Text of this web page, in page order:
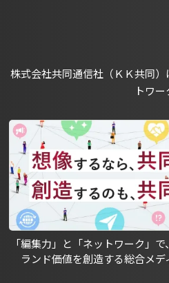
株式会社共同通信社（ＫＫ共同
トワ
「編集力」と「ネットワーク」
ランド価値を創造する総合メデ